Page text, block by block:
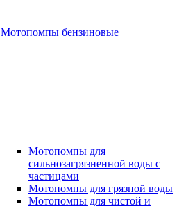
Мотопомпы бензиновые
Мотопомпы для
сильнозагрязненной воды с
частицами
Мотопомпы для грязной воды
Мотопомпы для чистой и